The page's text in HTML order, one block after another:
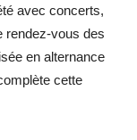
avec concerts,
rendez-vous des
en alternance
cette